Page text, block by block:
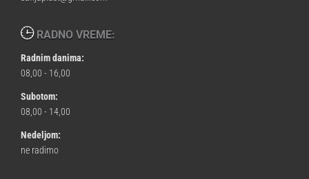
RADNO VREME:
Radnim danima:
08,00 - 16,00
Subotom:
08,00 - 14,00
Nedeljom:
ne radimo